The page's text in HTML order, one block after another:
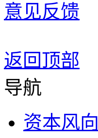
意见反馈
返回顶部
导航
资本风向